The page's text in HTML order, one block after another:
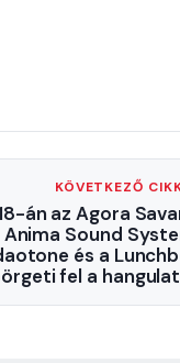
KÖVETKEZŐ
án az Agora
Sound
és a
fel a